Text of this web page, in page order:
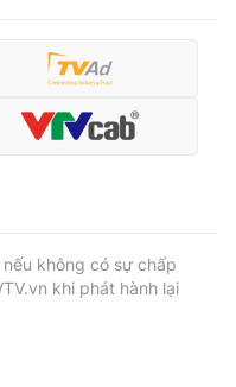
không có sự chấp
khi phát hành lại